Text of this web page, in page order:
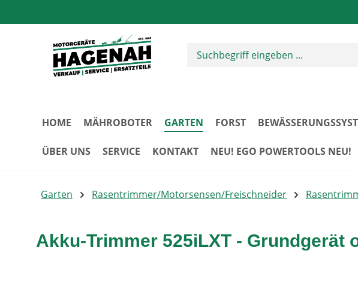
HOME MÄHROBOTER GARTEN FORST
ÜBER UNS SERVICE KONTAKT NEU! EGO POWERTOOLS NEU!
Garten Rasentrimmer/Motorsensen/Freischneider
Akku-Trimmer 525iLXT - Grundgerät